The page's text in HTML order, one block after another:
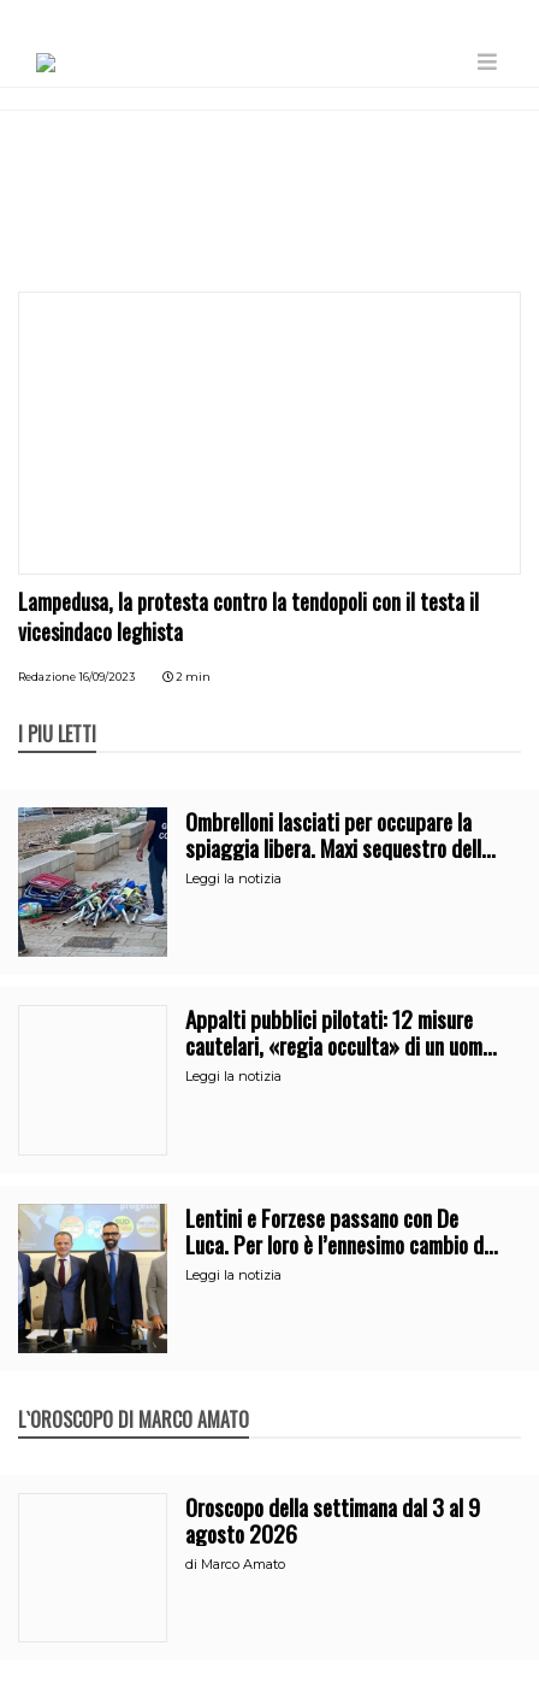
Lampedusa, la protesta contro la tendopoli con il testa il
vicesindaco leghista
Redazione 16/09/2023 2 min
I PIÙ LETTI
Ombrelloni lasciati per occupare la
spiaggia libera. Maxi sequestro della
Guardia Costiera
Leggi la notizia
Appalti pubblici pilotati: 12 misure
cautelari, «regia occulta» di un uomo
vicino al clan
Leggi la notizia
Lentini e Forzese passano con De
Luca. Per loro è l’ennesimo cambio di
partito
Leggi la notizia
L`OROSCOPO DI MARCO AMATO
Oroscopo della settimana dal 3 al 9
agosto 2026
di Marco Amato